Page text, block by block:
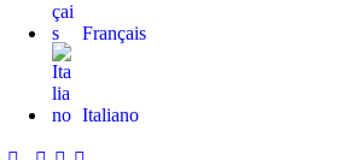
Français
Italiano